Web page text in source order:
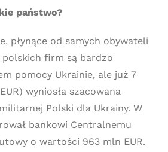
państwo?
płynące od samych obywateli
firm są bardzo
pomocy Ukrainie, ale już 7
wyniosła szacowana
Polski dla Ukrainy. W
bankowi Centralnemu
o wartości 963 mln EUR.